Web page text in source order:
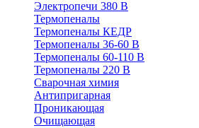
Электропечи 380 В
Термопеналы
Термопеналы КЕДР
Термопеналы 36-60 В
Термопеналы 60-110 В
Термопеналы 220 В
Сварочная химия
Антипригарная
Проникающая
Очищающая